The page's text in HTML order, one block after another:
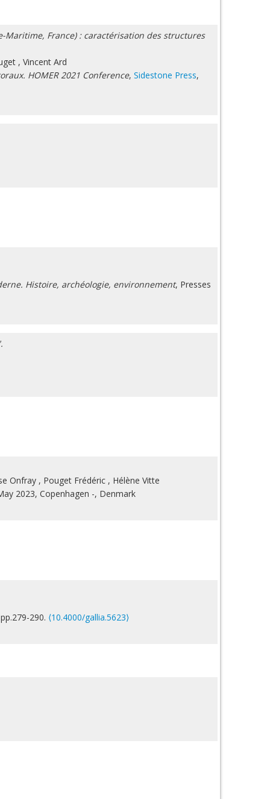
Maritime, France) : caractérisation des structures
, Vincent Ard
HOMER 2021 Conference, Sidestone Press,
Histoire, archéologie, environnement, Presses
Onfray , Pouget Frédéric , Hélène Vitte
2023, Copenhagen -, Denmark
290. ⟨10.4000/gallia.5623⟩